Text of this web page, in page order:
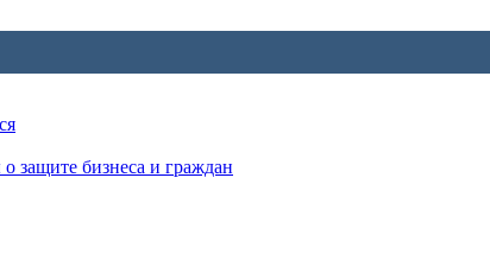
защите бизнеса и граждан